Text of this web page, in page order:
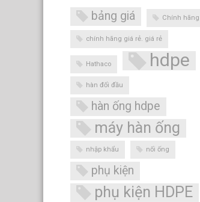
bảng giá Chính hãng
chính hãng giá rẻ. giá rẻ
Hathaco hdpe
hàn đối đầu
hàn ống hdpe
máy hàn ống
nhập khẩu nối ống
phụ kiện
phụ kiện HDPE